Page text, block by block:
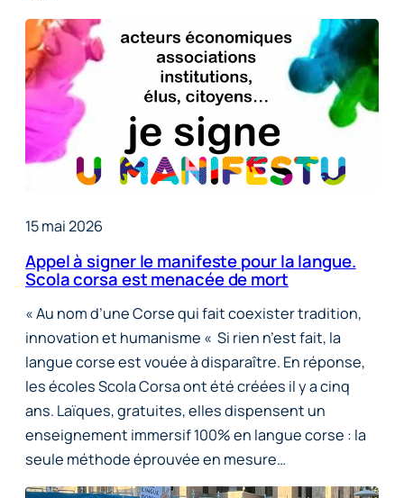
15 mai 2026
Appel à signer le manifeste pour la langue.
Scola corsa est menacée de mort
« Au nom d’une Corse qui fait coexister tradition,
innovation et humanisme « Si rien n’est fait, la
langue corse est vouée à disparaître. En réponse,
les écoles Scola Corsa ont été créées il y a cinq
ans. Laïques, gratuites, elles dispensent un
enseignement immersif 100% en langue corse : la
seule méthode éprouvée en mesure…